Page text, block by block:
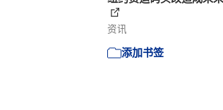
资讯
添加书签